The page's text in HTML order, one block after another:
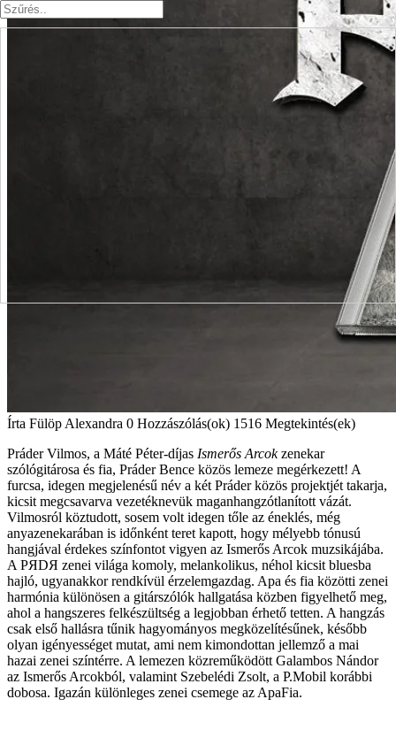
Írta Fülöp Alexandra 0 Hozzászólás(ok) 1516 Megtekintés(ek)
Práder Vilmos, a Máté Péter-díjas Ismerős Arcokzenekar
szólógitárosa és fia, Práder Bence közös lemeze megérkezett! A
furcsa, idegen megjelenésű név a két Práder közös projektjét takarja,
kicsit megcsavarva vezetéknevük maganhangzótlanított vázát.
Vilmosról köztudott, sosem volt idegen tőle az éneklés, még
anyazenekarában is időnként teret kapott, hogy mélyebb tónusú
hangjával érdekes színfontot vigyen az Ismerős Arcok muzsikájába.
A PЯDЯ zenei világa komoly, melankolikus, néhol kicsit bluesba
hajló, ugyanakkor rendkívül érzelemgazdag. Apa és fia közötti zenei
harmónia különösen a gitárszólók hallgatása közben figyelhető meg,
ahol a hangszeres felkészültség a legjobban érhető tetten. A hangzás
csak első hallásra tűnik hagyományos megközelítésűnek, később
olyan igényességet mutat, ami nem kimondottan jellemző a mai
hazai zenei színtérre. A lemezen közreműködött Galambos Nándor
az Ismerős Arcokból, valamint Szebelédi Zsolt, a P.Mobil korábbi
dobosa. Igazán különleges zenei csemege az ApaFia.